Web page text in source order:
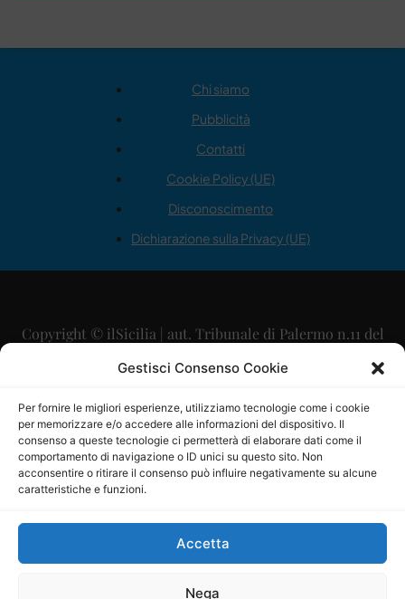
Gestisci Consenso Cookie
Per fornire le migliori esperienze, utilizziamo tecnologie come i cookie
per memorizzare e/o accedere alle informazioni del dispositivo. Il
consenso a queste tecnologie ci permetterà di elaborare dati come il
comportamento di navigazione o ID unici su questo sito. Non
acconsentire o ritirare il consenso può influire negativamente su alcune
caratteristiche e funzioni.
Accetta
Nega
Chi siamo
Pubblicità
Contatti
Cookie Policy (UE)
Disconoscimento
Dichiarazione sulla Privacy (UE)
Copyright © ilSicilia | aut. Tribunale di Palermo n.11 del
29/09/2015
Direttore Editoriale: Maurizio Scaglione
Direttore Responsabile: Maria Calabrese
P.IVA: 06334930820
Mercurio Comunicazione Società Cooperativa a r.l. è
iscritta al Registro degli Operatori di Comunicazione al